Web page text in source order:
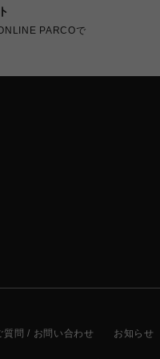
PARCOで
質問 / お問い合わせ お知らせ